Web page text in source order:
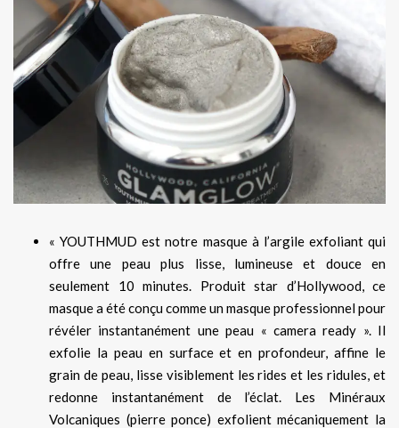
« YOUTHMUD est notre masque à l’argile exfoliant qui
offre une peau plus lisse, lumineuse et douce en
seulement 10 minutes. Produit star d’Hollywood, ce
masque a été conçu comme un masque professionnel pour
révéler instantanément une peau « camera ready ». Il
exfolie la peau en surface et en profondeur, affine le
grain de peau, lisse visiblement les rides et les ridules, et
redonne instantanément de l’éclat. Les Minéraux
Volcaniques (pierre ponce) exfolient mécaniquement la